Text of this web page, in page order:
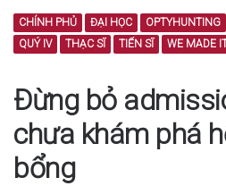
CHÍNH PHỦ ĐẠI HỌC OPTYHUNTING
QUÝ IV
THẠC SĨ TIẾN SĨ WE MADE
Đừng bỏ
chưa khám phá
bổng